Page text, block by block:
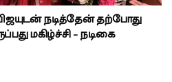
நடித்தேன் தற்போது
மகிழ்ச்சி – நடிகை